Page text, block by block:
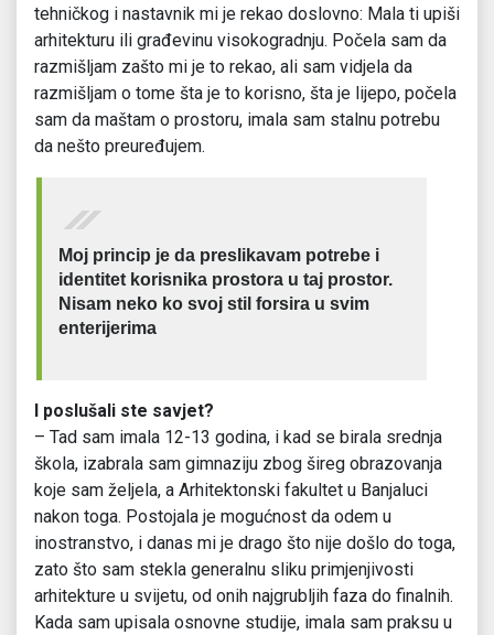
tehničkog i nastavnik mi je rekao doslovno: Mala ti upiši
arhitekturu ili građevinu visokogradnju. Počela sam da
razmišljam zašto mi je to rekao, ali sam vidjela da
razmišljam o tome šta je to korisno, šta je lijepo, počela
sam da maštam o prostoru, imala sam stalnu potrebu
da nešto preuređujem.
Moj princip je da preslikavam potrebe i
identitet korisnika prostora u taj prostor.
Nisam neko ko svoj stil forsira u svim
enterijerima
I poslušali ste savjet?
– Tad sam imala 12-13 godina, i kad se birala srednja
škola, izabrala sam gimnaziju zbog šireg obrazovanja
koje sam željela, a Arhitektonski fakultet u Banjaluci
nakon toga. Postojala je mogućnost da odem u
inostranstvo, i danas mi je drago što nije došlo do toga,
zato što sam stekla generalnu sliku primjenjivosti
arhitekture u svijetu, od onih najgrubljih faza do finalnih.
Kada sam upisala osnovne studije, imala sam praksu u